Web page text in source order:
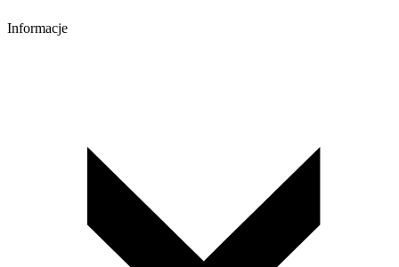
Informacje